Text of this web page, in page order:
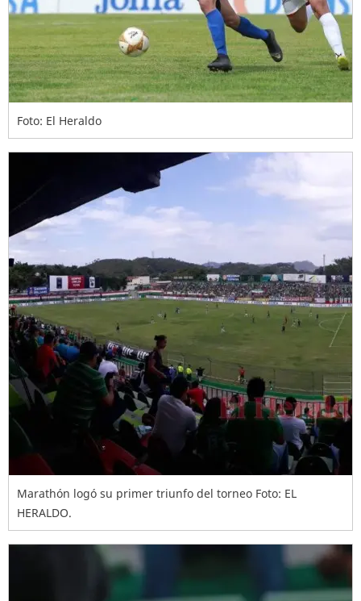
Foto: El Heraldo
Marathón logó su primer triunfo del torneo Foto: EL
HERALDO.